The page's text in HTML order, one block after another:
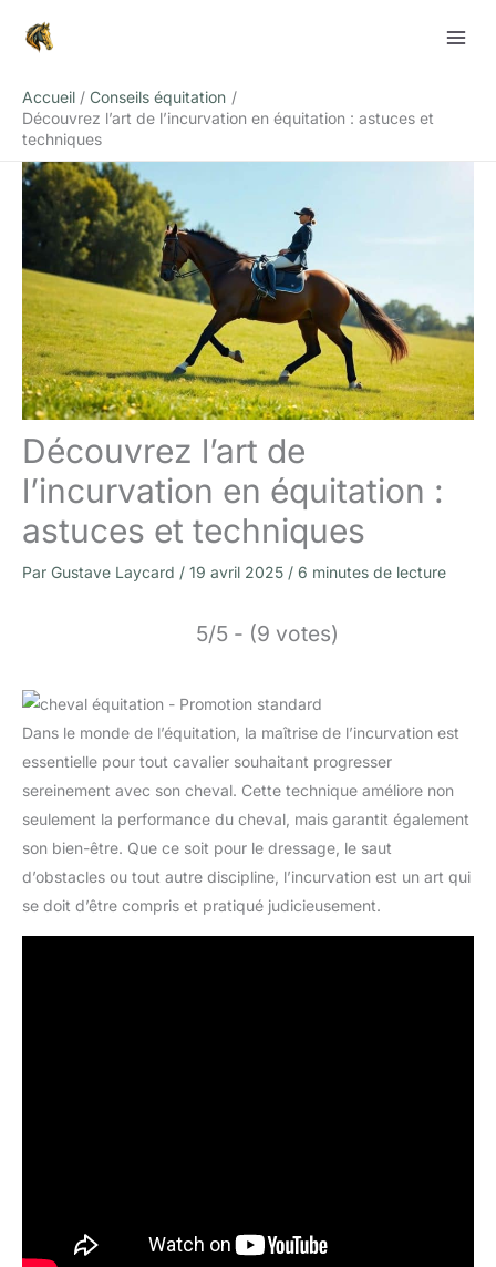
Accueil
Conseils équitation
Découvrez l’art de l’incurvation en équitation : astuces et
techniques
Découvrez l’art de
l’incurvation en équitation :
astuces et techniques
Par Gustave Laycard / 19 avril 2025 / 6 minutes de lecture
5/5 - (9 votes)
Dans le monde de l’équitation, la maîtrise de l’incurvation est
essentielle pour tout cavalier souhaitant progresser
sereinement avec son cheval. Cette technique améliore non
seulement la performance du cheval, mais garantit également
son bien-être. Que ce soit pour le dressage, le saut
d’obstacles ou tout autre discipline, l’incurvation est un art qui
se doit d’être compris et pratiqué judicieusement.